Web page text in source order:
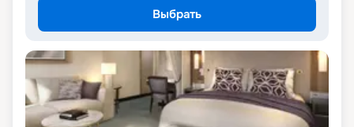
Выбрать